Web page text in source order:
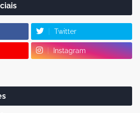
Twitter
Instagram